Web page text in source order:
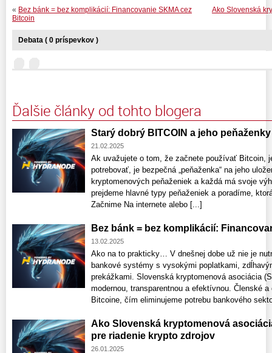
Ako Slovenská
« Bez bánk = bez komplikácií: Financovanie SKMA cez
Bitcoin
Debata ( 0 príspevkov )
Ďalšie články od tohto blogera
Starý dobrý BITCOIN a jeho peňaženky
21.02.2025
Ak uvažujete o tom, že začnete používať Bitcoin,
potrebovať, je bezpečná „peňaženka“ na jeho
kryptomenových peňaženiek a každá má svoje
prejdeme hlavné typy peňaženiek a poradíme,
Začnime Na internete alebo [...]
Bez bánk = bez komplikácií:
13.02.2025
Ako na to prakticky… V dnešnej dobe už nie je
bankové systémy s vysokými poplatkami,
prekážkami. Slovenská kryptomenová asociácia
modernou, transparentnou a efektívnou. Členské
Bitcoine, čím eliminujeme potrebu bankového
Ako Slovenská kryptomenová
pre riadenie krypto zdrojov
26.01.2025